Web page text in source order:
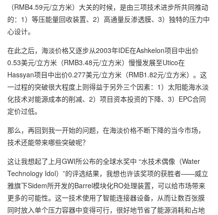
（RMB4.59元/立方米）大关的时候，是由三项技术进步所共同推动
的：1）等压能量回收装置、2）高通量反渗透膜、3）独特的压力中
心设计。
在此之后，海淡价格又逐步从2003年IDE在Ashkelon项目中出价
0.53美元/立方米（RMB3.48元/立方米）慢慢发展至Utico在
Hassyan项目中出价0.277美元/立方米（RMB1.82元/立方米）。这
一过程的突破很大程度上则得益于另外三个因素：1）太阳能海水淡
化技术对能源成本的削减、2）项目资本投资的下降、3）EPC合同
定价过低。
那么，再回到我一开始的问题，在海淡价格不断下降的当今市场，
技术还能带来哪些突破呢？
这让我想起了上月GWI所公布的全球水奖中 “水技术偶像（Water
Technology Idol）”的评选结果，我想也许该奖项的获胜者——威立
雅旗下Sidem所开发的Barrel模块化RO处理装置，可以给市场带来
更多的可能性。这一技术使用了智能连接器设备，从而让数百张膜
同时放入单个压力容器中变得可行，很好地节省了能源消耗和占地